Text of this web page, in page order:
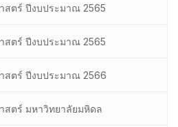
สตร์ ปีงบประมาณ 2565
สตร์ ปีงบประมาณ 2565
สตร์ ปีงบประมาณ 2566
สตร์ มหาวิทยาลัยมหิดล